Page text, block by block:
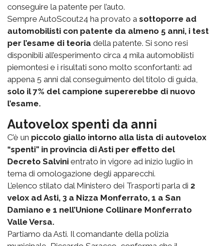
conseguire la patente per l’auto.
Sempre AutoScout24 ha provato a sottoporre ad
automobilisti con patente da almeno 5 anni, i test
per l’esame di teoria della patente. Si sono resi
disponibili all’esperimento circa 4 mila automobilisti
piemontesi e i risultati sono molto sconfortanti: ad
appena 5 anni dal conseguimento del titolo di guida,
solo il 7% del campione supererebbe di nuovo
l’esame.
Autovelox spenti da anni
C’è un piccolo giallo intorno alla lista di autovelox
“spenti” in provincia di Asti per effetto del
Decreto Salvini entrato in vigore ad inizio luglio in
tema di omologazione degli apparecchi.
L’elenco stilato dal Ministero dei Trasporti parla di 2
velox ad Asti, 3 a Nizza Monferrato, 1 a San
Damiano e 1 nell’Unione Collinare Monferrato
Valle Versa.
Partiamo da Asti. Il comandante della polizia